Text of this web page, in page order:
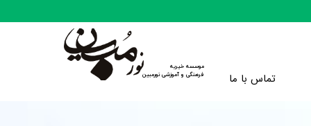
موسسه خیریه
​​​​​​​فرهنگی و آموزشی نورمبین
تماس با ما